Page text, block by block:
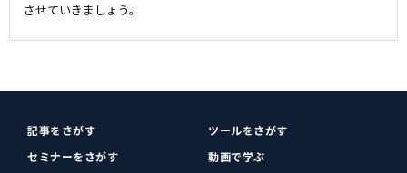
させていきましょう。
記事をさがす
ツールをさがす
セミナーをさがす
動画で学ぶ